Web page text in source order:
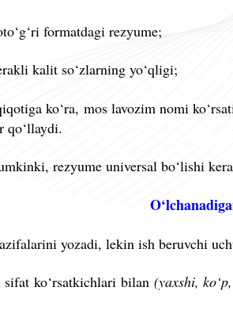
formatdagi rezyume;
kalit so‘zlarning yo‘qligi;
ko‘ra, mos lavozim nomi
qo‘llaydi.
rezyume universal bo‘lishi
yozadi, lekin ish beruvchi
ko‘rsatkichlari bilan (yaxshi,